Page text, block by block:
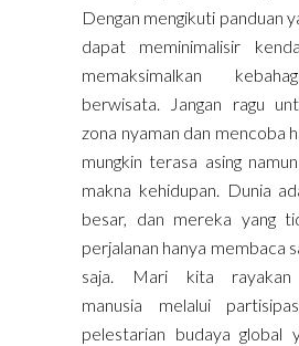
Dengan mengikuti panduan
dapat meminimalisir
memaksimalkan
berwisata. Jangan ragu
zona nyaman dan mencoba
mungkin terasa asing
makna kehidupan. Dunia
besar, dan mereka yang
perjalanan hanya membaca
saja. Mari kita rayakan
manusia melalui
pelestarian budaya global